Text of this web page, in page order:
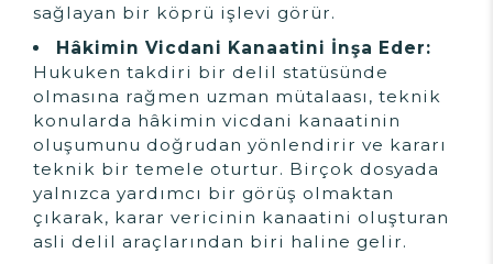
sağlayan bir köprü işlevi görür.
Hâkimin Vicdani Kanaatini İnşa Eder:
Hukuken takdiri bir delil statüsünde
olmasına rağmen uzman mütalaası, teknik
konularda hâkimin vicdani kanaatinin
oluşumunu doğrudan yönlendirir ve kararı
teknik bir temele oturtur. Birçok dosyada
yalnızca yardımcı bir görüş olmaktan
çıkarak, karar vericinin kanaatini oluşturan
asli delil araçlarından biri haline gelir.